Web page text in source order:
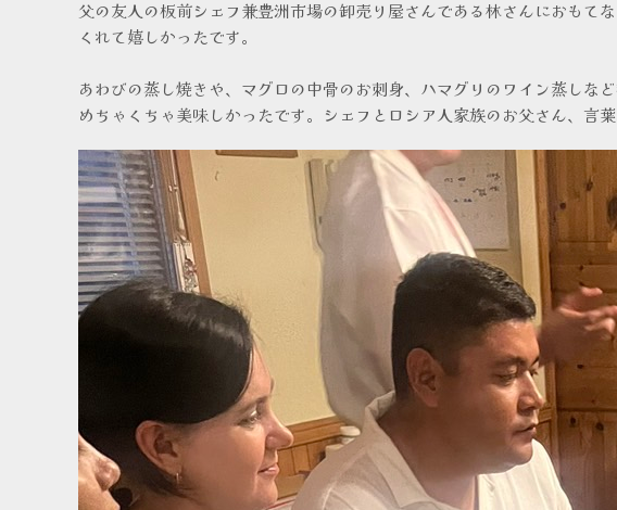
父の友人の板前シェフ兼豊洲市場の卸売り屋さんである林さんにおもて
くれて嬉しかったです。
あわびの蒸し焼きや、マグロの中骨のお刺身、ハマグリのワイン蒸しな
めちゃくちゃ美味しかったです。シェフとロシア人家族のお父さん、言